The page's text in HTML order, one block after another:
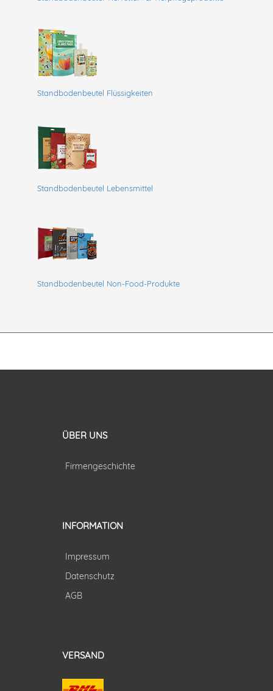
Standbodenbeutel Flüssigkeiten
Standbodenbeutel Lebensmittel
Standbodenbeutel Non-Food-Produkte
ÜBER UNS
Firmengeschichte
INFORMATION
Impressum
Datenschutz
AGB
VERSAND